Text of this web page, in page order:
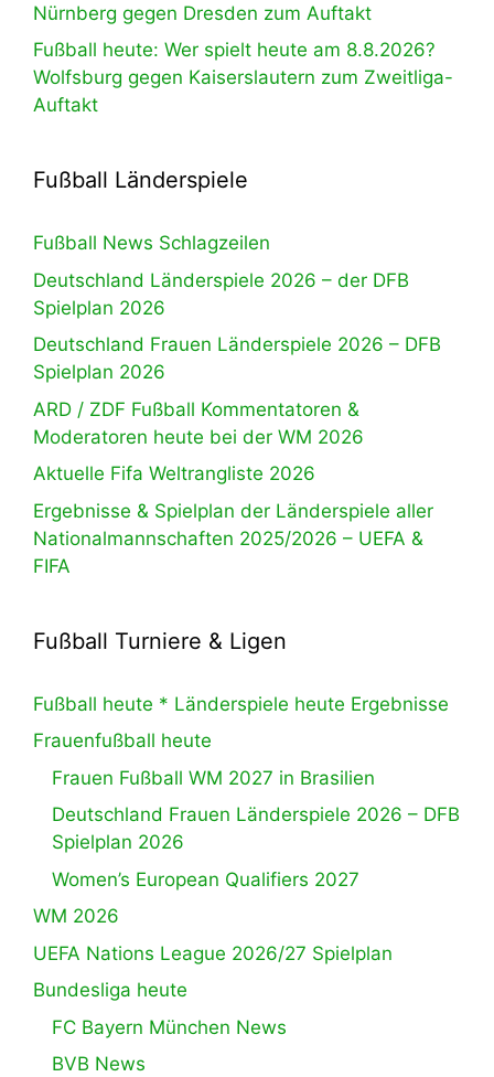
Nürnberg gegen Dresden zum Auftakt
Fußball heute: Wer spielt heute am 8.8.2026?
Wolfsburg gegen Kaiserslautern zum Zweitliga-
Auftakt
Fußball Länderspiele
Fußball News Schlagzeilen
Deutschland Länderspiele 2026 – der DFB
Spielplan 2026
Deutschland Frauen Länderspiele 2026 – DFB
Spielplan 2026
ARD / ZDF Fußball Kommentatoren &
Moderatoren heute bei der WM 2026
Aktuelle Fifa Weltrangliste 2026
Ergebnisse & Spielplan der Länderspiele aller
Nationalmannschaften 2025/2026 – UEFA &
FIFA
Fußball Turniere & Ligen
Fußball heute * Länderspiele heute Ergebnisse
Frauenfußball heute
Frauen Fußball WM 2027 in Brasilien
Deutschland Frauen Länderspiele 2026 – DFB
Spielplan 2026
Women’s European Qualifiers 2027
WM 2026
UEFA Nations League 2026/27 Spielplan
Bundesliga heute
FC Bayern München News
BVB News